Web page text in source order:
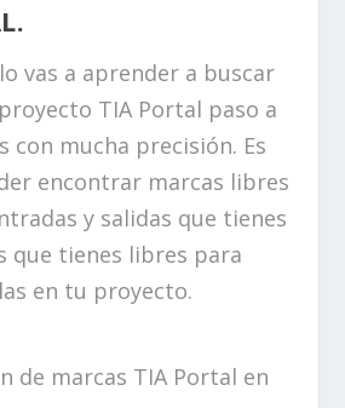
vas a aprender a buscar
TIA Portal paso a
con mucha precisión. Es
encontrar marcas libres
y salidas que tienes
que tienes libres para
en tu proyecto.
de marcas TIA Portal en